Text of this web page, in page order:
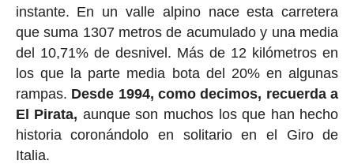
instante. En un valle alpino nace esta carretera
que suma 1307 metros de acumulado y una media
del 10,71% de desnivel. Más de 12 kilómetros en
los que la parte media bota del 20% en algunas
rampas. Desde 1994, como decimos, recuerda a
El Pirata, aunque son muchos los que han hecho
historia coronándolo en solitario en el Giro de
Italia.